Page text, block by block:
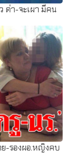
ด่า-จะเผา มีคน
ย-รองผอ.หญิงคบ